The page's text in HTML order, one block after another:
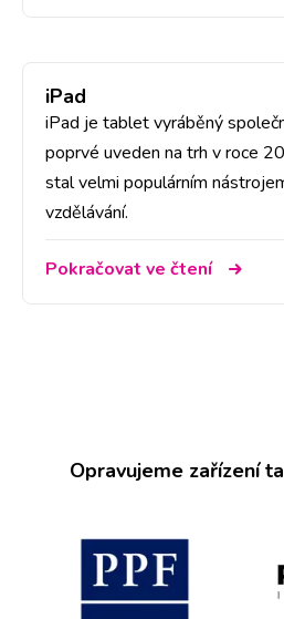
iPad
iPad je tablet vyráběný
poprvé uveden na trh v roce
stal velmi populárním
vzdělávání.
Pokračovat ve čtení
Opravujeme zařízení